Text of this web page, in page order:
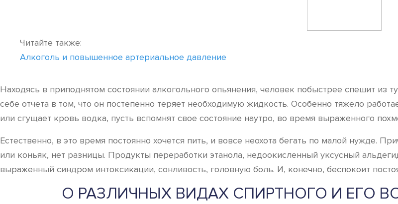
Читайте также:
Алкоголь и повышенное артериальное давление
Находясь в приподнятом состоянии алкогольного опьянения, человек побыстрее спешит из
себе отчета в том, что он постепенно теряет необходимую жидкость. Особенно тяжело
или сгущает кровь водка, пусть вспомнят свое состояние наутро, во время выраженного
Естественно, в это время постоянно хочется пить, и вовсе неохота бегать по малой нужде.
или коньяк, нет разницы. Продукты переработки этанола, недоокисленный уксусный
выраженный синдром интоксикации, сонливость, головную боль. И, конечно, беспокоит
О РАЗЛИЧНЫХ ВИДАХ СПИРТНОГО И ЕГО